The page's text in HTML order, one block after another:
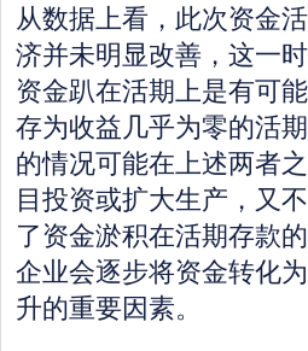
从数据上看，此次资金
济并未明显改善，这一
资金趴在活期上是有可
存为收益几乎为零的活
的情况可能在上述两者
目投资或扩大生产，又
了资金淤积在活期存款
企业会逐步将资金转化
升的重要因素。